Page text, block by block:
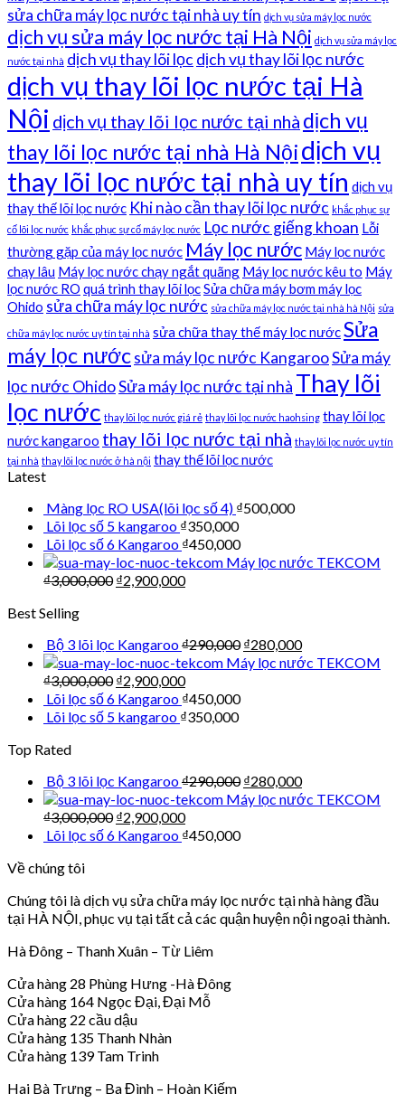
sửa chữa máy lọc nước tại nhà uy tín dịch vụ sửa máy lọc nước
dịch vụ sửa máy lọc nước tại Hà Nội dịch vụ sửa máy lọc
nước tại nhà dịch vụ thay lõi lọc dịch vụ thay lõi lọc nước
dịch vụ thay lõi lọc nước tại Hà
Nội dịch vụ thay lõi lọc nước tại nhà dịch vụ
thay lõi lọc nước tại nhà Hà Nộidịch vụ
thay lõi lọc nước tại nhà uy tín dịch vụ
thay thế lõi lọc nước Khi nào cần thay lõi lọc nước khắc phục sự
cố lõi lọc nước khắc phục sự cố máy lọc nước Lọc nước giếng khoan Lỗi
thường gặp của máy lọc nước Máy lọc nước Máy lọc nước
chạy lâu Máy lọc nước chạy ngắt quãng Máy lọc nước kêu to Máy
lọc nước RO quá trình thay lõi lọcSửa chữa máy bơm máy lọc
Ohido sửa chữa máy lọc nước sửa chữa máy lọc nước tại nhà hà Nội sửa
chữa máy lọc nước uy tín tại nhà sửa chữa thay thế máy lọc nướcSửa
máy lọc nướcsửa máy lọc nước KangarooSửa máy
lọc nước OhidoSửa máy lọc nước tại nhà Thay lõi
lọc nước thay lõi lọc nước giá rẻ thay lõi lọc nước haohsing thay lõi lọc
nước kangaroo thay lõi lọc nước tại nhà thay lõi lọc nước uy tín
tại nhà thay lõi lọc nước ở hà nội thay thế lõi lọc nước
Latest
Màng lọc RO USA(lõi lọc số 4) ₫500,000
Lõi lọc số 5 kangaroo ₫350,000
Lõi lọc số 6 Kangaroo ₫450,000
Máy lọc nước TEKCOM
₫3,000,000 ₫2,900,000
Best Selling
Bộ 3 lõi lọc Kangaroo₫290,000 ₫280,000
Máy lọc nước TEKCOM
₫3,000,000 ₫2,900,000
Lõi lọc số 6 Kangaroo ₫450,000
Lõi lọc số 5 kangaroo ₫350,000
Top Rated
Bộ 3 lõi lọc Kangaroo₫290,000 ₫280,000
Máy lọc nước TEKCOM
₫3,000,000 ₫2,900,000
Lõi lọc số 6 Kangaroo ₫450,000
Về chúng tôi
Chúng tôi là dịch vụ sửa chữa máy lọc nước tại nhà hàng đầu
tại HÀ NỘI, phục vụ tại tất cả các quận huyện nội ngoại thành.
Hà Đông – Thanh Xuân – Từ Liêm
Cửa hàng 28 Phùng Hưng -Hà Đông
Cửa hàng 164 Ngọc Đại, Đại Mỗ
Cửa hàng 22 cầu dậu
Cửa hàng 135 Thanh Nhàn
Cửa hàng 139 Tam Trinh
Hai Bà Trưng – Ba Đình – Hoàn Kiếm